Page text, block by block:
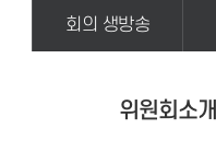
회의 생방송
위원회소개